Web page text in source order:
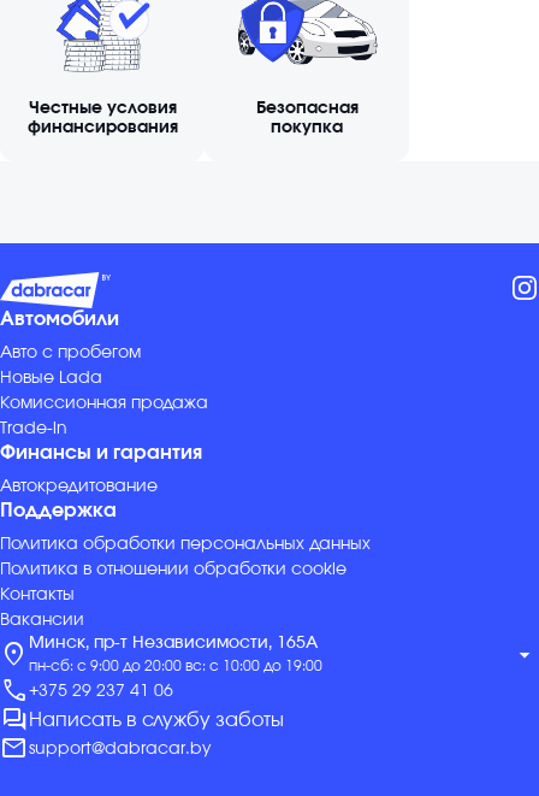
Честные условия
финансирования
Безопасная
покупка
Автомобили
Авто с пробегом
Новые Lada
Комиссионная продажа
Trade-in
Финансы и гарантия
Автокредитование
Поддержка
Политика обработки персональных данных
Политика в отношении обработки cookie
Контакты
Вакансии
location_on Минск, пр-т Независимости, 165А
пн-сб: с 9:00 до 20:00 вс: с 10:00 до 19:00
arrow_drop_down
call +375 29 237 41 06
forum Написать в службу заботы
mail support@dabracar.by